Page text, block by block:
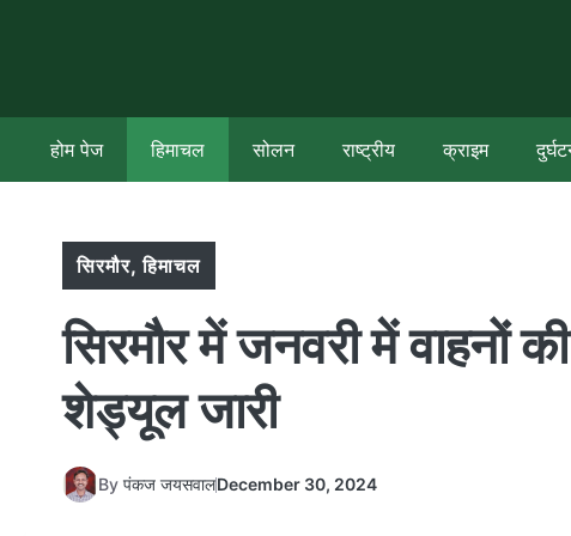
होम पेज हिमाचल सोलन राष्ट्रीय क्राइम
सिरमौर,हिमाचल
सिरमौर में जनवरी में वाहनों
शेड्यूल जारी
By पंकज जयसवालDecember 30, 2024